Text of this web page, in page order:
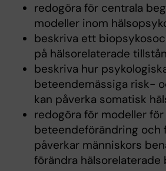
redogöra för centrala
modeller inom
beskriva ett
på hälsorelaterade
beskriva hur
beteendemässiga risk-
kan påverka somatisk
redogöra för modeller för
beteendeförändring och
påverkar människors
förändra hälsorelaterade